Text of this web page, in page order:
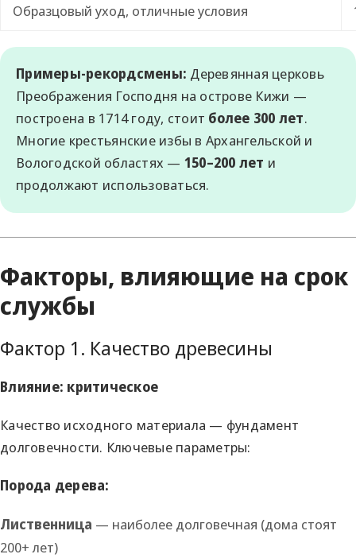
Образцовый уход, отличные условия
Примеры-рекордсмены: Деревянная церковь
Преображения Господня на острове Кижи —
построена в 1714 году, стоит более 300 лет.
Многие крестьянские избы в Архангельской и
Вологодской областях — 150–200 лет и
продолжают использоваться.
Факторы, влияющие на срок
службы
Фактор 1. Качество древесины
Влияние: критическое
Качество исходного материала — фундамент
долговечности. Ключевые параметры:
Порода дерева:
Лиственница — наиболее долговечная (дома стоят
200+ лет)